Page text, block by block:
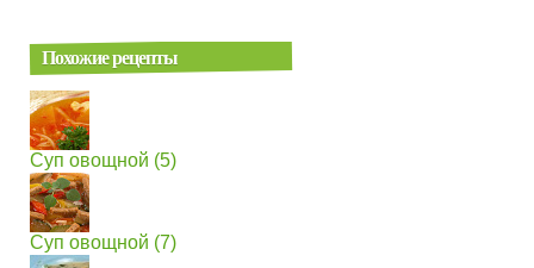
Похожие рецепты
Суп овощной (5)
Суп овощной (7)